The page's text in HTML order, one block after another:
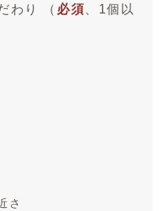
物件や周辺環境へのこだわり （ 必須 、1個以
さ